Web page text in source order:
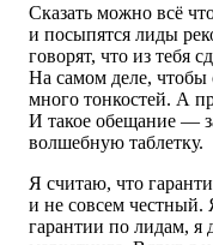
Сказать можно всё
и посыпятся лиды
говорят, что из тебя
На самом деле, чтобы
много тонкостей. А
И такое обещание —
волшебную таблетку.
Я считаю, что
и не совсем честный.
гарантии по лидам, я